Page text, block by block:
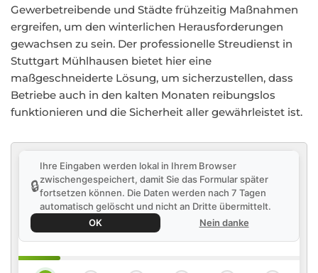
Gewerbetreibende und Städte frühzeitig Maßnahmen
ergreifen, um den winterlichen Herausforderungen
gewachsen zu sein. Der professionelle Streudienst in
Stuttgart Mühlhausen bietet hier eine
maßgeschneiderte Lösung, um sicherzustellen, dass
Betriebe auch in den kalten Monaten reibungslos
funktionieren und die Sicherheit aller gewährleistet ist.
🔒
Ihre Eingaben werden lokal in Ihrem Browser
zwischengespeichert, damit Sie das Formular später
fortsetzen können. Die Daten werden nach 7 Tagen
automatisch gelöscht und nicht an Dritte übermittelt.
OK
Nein danke